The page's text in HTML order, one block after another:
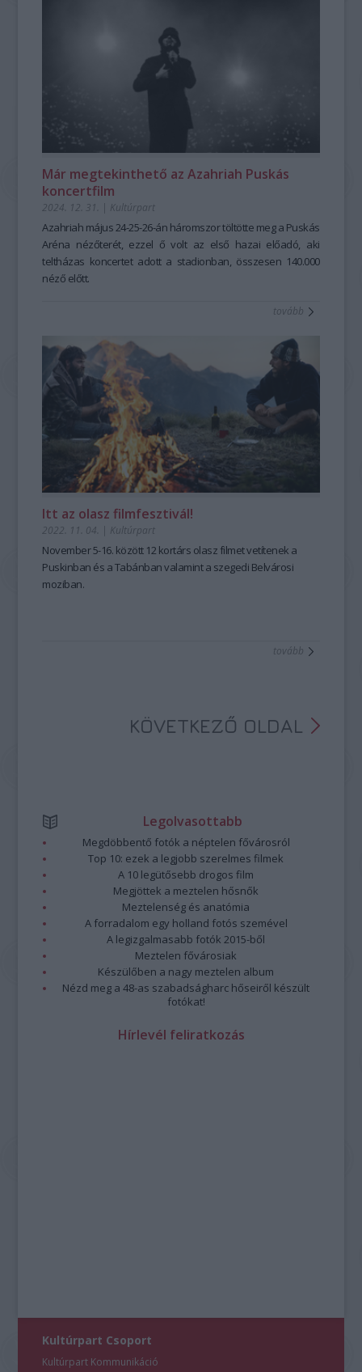
Már megtekinthető az Azahriah Puskás
koncertfilm
2024. 12. 31. | Kultúrpart
Azahriah május 24-25-26-án háromszor töltötte meg a Puskás
Aréna nézőterét, ezzel ő volt az első hazai előadó, aki
teltházas koncertet adott a stadionban, összesen 140.000
néző előtt.
tovább
Itt az olasz filmfesztivál!
2022. 11. 04. | Kultúrpart
November 5-16. között 12 kortárs olasz filmet vetítenek a
Puskinban és a Tabánban valamint a szegedi Belvárosi
moziban.
tovább
KÖVETKEZŐ OLDAL
Legolvasottabb
Megdöbbentő fotók a néptelen fővárosról
Top 10: ezek a legjobb szerelmes filmek
A 10 legütősebb drogos film
Megjöttek a meztelen hősnők
Meztelenség és anatómia
A forradalom egy holland fotós szemével
A legizgalmasabb fotók 2015-ből
Meztelen fővárosiak
Készülőben a nagy meztelen album
Nézd meg a 48-as szabadságharc hőseiről készült
fotókat!
Hírlevél feliratkozás
Kultúrpart Csoport
Kultúrpart Kommunikáció